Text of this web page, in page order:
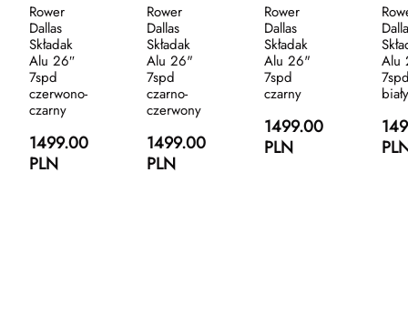
Rower
Dallas
Składak
Alu 26″
7spd
czerwono-
czarny
1499.00
PLN
Rower
Dallas
Składak
Alu 26"
7spd
czarno-
czerwony
1499.00
PLN
Rower
Dallas
Składak
Alu 26"
7spd
czarny
1499.00
PLN
Alu
biały